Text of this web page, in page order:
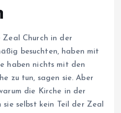
Zeal Church in der
besuchten, haben mit
haben nichts mit den
zu tun, sagen sie. Aber
die Kirche in der
selbst kein Teil der Zeal